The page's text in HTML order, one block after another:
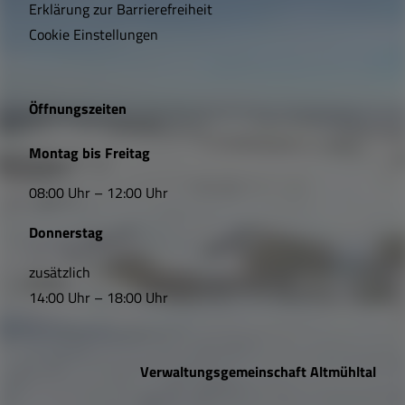
i
e
L
n
k
s
Erklärung zur Barrierefreiheit
Cookie Einstellungen
Öffnungszeiten
Montag bis Freitag
08:00 Uhr – 12:00 Uhr
Donnerstag
zusätzlich
14:00 Uhr – 18:00 Uhr
Verwaltungsgemeinschaft Altmühltal